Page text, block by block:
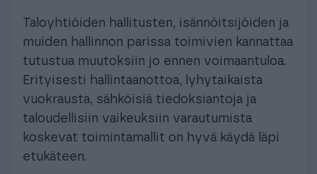
Taloyhtiöiden hallitusten, isännöitsijöiden ja
muiden hallinnon parissa toimivien kannattaa
tutustua muutoksiin jo ennen voimaantuloa.
Erityisesti hallintaanottoa, lyhytaikaista
vuokrausta, sähköisiä tiedoksiantoja ja
taloudellisiin vaikeuksiin varautumista
koskevat toimintamallit on hyvä käydä läpi
etukäteen.